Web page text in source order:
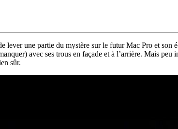
lever une partie du mystère sur le futur Mac Pro et son
avec ses trous en façade et à l’arrière. Mais
sûr.